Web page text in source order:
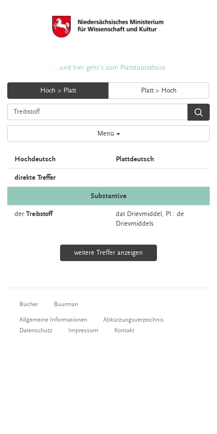
... und hier geht's zum Plattdüütskbüro
Hoch > Platt Platt > Hoch
Menü
Hochdeutsch Plattdeutsch
direkte Treffer
Substantive
der Treibstoff dat Drievmiddel , Pl.: de
Drievmiddels
weitere Treffer anzeigen
Bücher Buurman
Allgemeine Informationen
Abkürzungsverzeichnis
Datenschutz
Impressum Kontakt